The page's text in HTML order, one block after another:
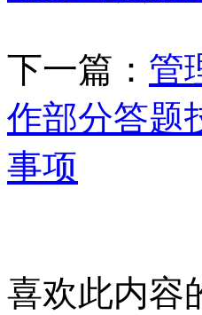
下一篇： 管
作部分答题
事项
喜欢此内容